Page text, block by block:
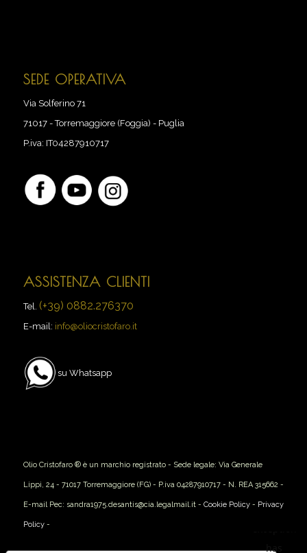
SEDE OPERATIVA
Via Solferino 71
71017-Torremaggiore (Foggia) - Puglia
P.iva: IT04287910717
ASSISTENZA CLIENTI
Tel. (+39) 0882.276370
E-mail: info@oliocristofaro.it
su Whatsapp
Olio Cristofaro ® è un marchio registrato - Sede legale: Via Generale
Lippi, 24 - 71017 Torremaggiore (FG) - P.iva 04287910717 - N. REA 315662 -
E-mail Pec: sandra1975.desantis@cia.legalmail.it - Cookie Policy- Privacy
Policy-